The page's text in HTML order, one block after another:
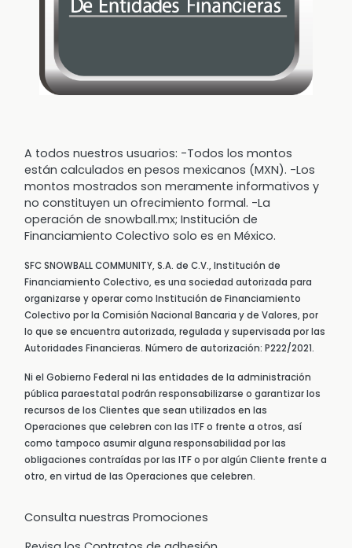
A todos nuestros usuarios: -Todos los montos
están calculados en pesos mexicanos (MXN). -Los
montos mostrados son meramente informativos y
no constituyen un ofrecimiento formal. -La
operación de snowball.mx; Institución de
Financiamiento Colectivo solo es en México.
SFC SNOWBALL COMMUNITY, S.A. de C.V., Institución de
Financiamiento Colectivo, es una sociedad autorizada para
organizarse y operar como Institución de Financiamiento
Colectivo por la Comisión Nacional Bancaria y de Valores, por
lo que se encuentra autorizada, regulada y supervisada por las
Autoridades Financieras. Número de autorización: P222/2021.
Ni el Gobierno Federal ni las entidades de la administración
pública paraestatal podrán responsabilizarse o garantizar los
recursos de los Clientes que sean utilizados en las
Operaciones que celebren con las ITF o frente a otros, así
como tampoco asumir alguna responsabilidad por las
obligaciones contraídas por las ITF o por algún Cliente frente a
otro, en virtud de las Operaciones que celebren.
Consulta nuestras Promociones